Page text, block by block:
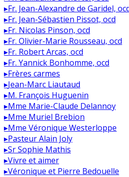
▸Fr. Jean-Alexandre de Garidel,
▸Fr. Jean-Sébastien Pissot, ocd
▸Fr. Nicolas Pinson, ocd
▸Fr. Olivier-Marie Rousseau, ocd
▸Fr. Robert Arcas, ocd
▸Fr. Yannick Bonhomme, ocd
▸Frères carmes
▸Jean-Marc Liautaud
▸M. François Huguenin
▸Mme Marie-Claude Delannoy
▸Mme Muriel Brebion
▸Mme Véronique Westerloppe
▸Pasteur Alain Joly
▸Sr Sophie Mathis
▸Vivre et aimer
▸Véronique et Pierre Bedouelle